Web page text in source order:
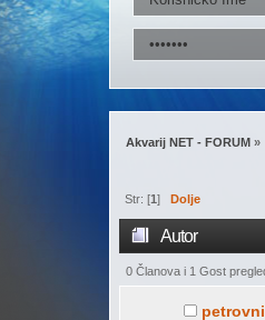
Akvarij NET - FORUM »
Str: [1] Dolje
Autor
0 Članova i 1 Gost